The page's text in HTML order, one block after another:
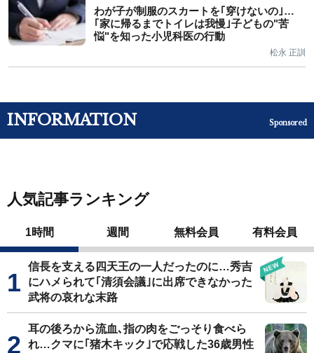
わが子が制服のスカートを｢穿けないの｣…
｢家に帰るまでトイレは我慢｣子どもの"苦
悩"を知った小児科医の行動
松永 正訓
INFORMATION Sponsored
人気記事ランキング
1時間 週間 無料会員 有料会員
信長を支える四天王の一人だったのに…秀吉
にハメられて｢清須会議｣に出席できなかった
武将の哀れな末路
耳の後ろから流血､指の肉をごっそり食べら
れ…クマに｢猪木キック｣で応戦した36歳男性